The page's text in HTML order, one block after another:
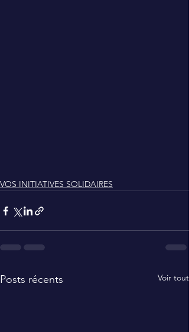
VOS INITIATIVES SOLIDAIRES
Posts récents Voir tout